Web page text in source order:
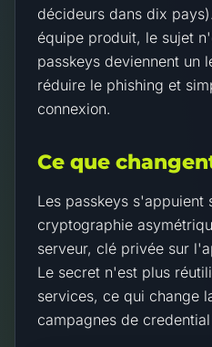
décideurs dans dix
équipe produit, le sujet
passkeys deviennent un
réduire le phishing et
connexion.
Ce que
Les passkeys s'appuient
cryptographie
serveur, clé privée sur
Le secret n'est plus
services, ce qui change
campagnes de